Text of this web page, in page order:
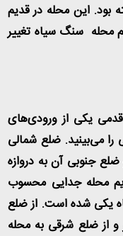
بود. این محله در قدیم
محله سنگ سیاه تغییر
یکی از ورودی‌های
را می‌بینید. ضلع شمالی
جنوبی آن به دروازه
محله جدایی محسوب
یکی شده است. از ضلع
از ضلع شرقی به محله